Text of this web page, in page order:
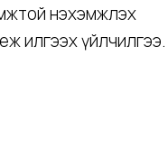
нэхэмжлэх
илгээх үйлчилгээ.